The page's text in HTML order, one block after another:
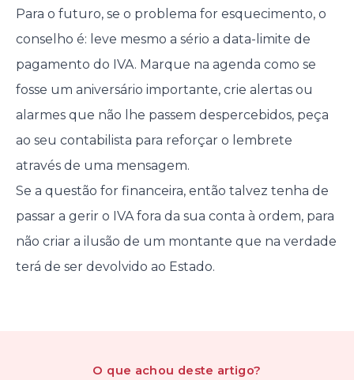
Para o futuro, se o problema for esquecimento, o
conselho é: leve mesmo a sério a data-limite de
pagamento do IVA. Marque na agenda como se
fosse um aniversário importante, crie alertas ou
alarmes que não lhe passem despercebidos, peça
ao seu contabilista para reforçar o lembrete
através de uma mensagem.
Se a questão for financeira, então talvez tenha de
passar a gerir o IVA fora da sua conta à ordem, para
não criar a ilusão de um montante que na verdade
terá de ser devolvido ao Estado.
O que achou deste artigo?